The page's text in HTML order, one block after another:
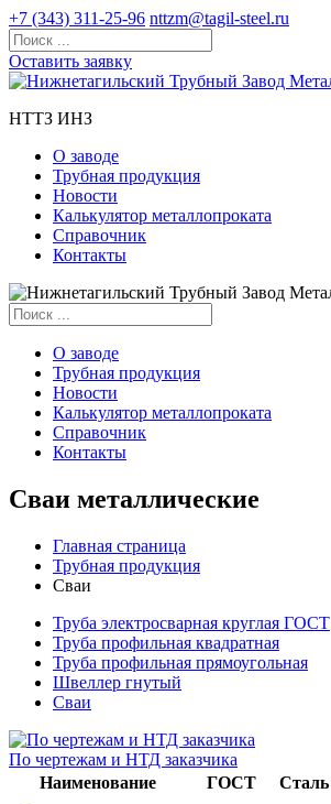
+7 (343) 311-25-96 nttzm@tagil-steel.ru
Оставить заявку
НТТЗ ИНЗ
О заводе
Трубная продукция
Новости
Калькулятор металлопроката
Справочник
Контакты
О заводе
Трубная продукция
Новости
Калькулятор металлопроката
Справочник
Контакты
Сваи металлические
Главная страница
Трубная продукция
Сваи
Труба электросварная круглая ГОСТ
Труба профильная квадратная
Труба профильная прямоугольная
Швеллер гнутый
Сваи
По чертежам и НТД заказчика
Наименование
ГОСТ Сталь